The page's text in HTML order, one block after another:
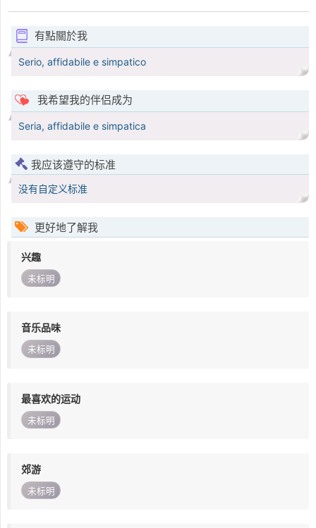
有點關於我
Serio, affidabile e simpatico
我希望我的伴侣成为
Seria, affidabile e simpatica
我应该遵守的标准
没有自定义标准
更好地了解我
兴趣
未标明
音乐品味
未标明
最喜欢的运动
未标明
郊游
未标明